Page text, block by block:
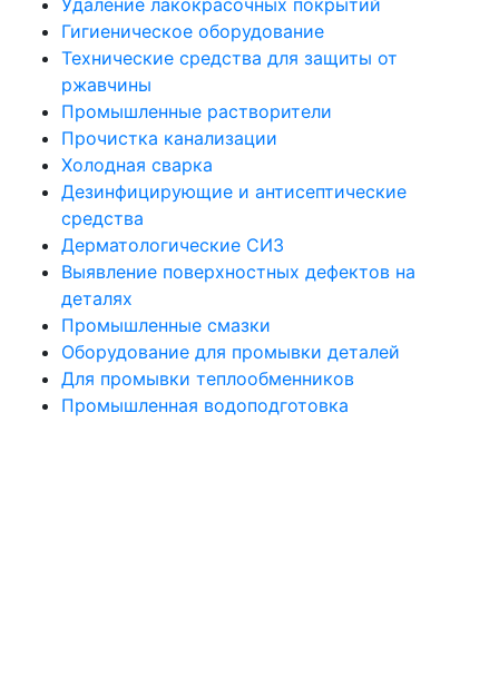
Гигиеническое оборудование
Технические средства для защиты от
ржавчины
Промышленные растворители
Прочистка канализации
Холодная сварка
Дезинфицирующие и антисептические
средства
Дерматологические СИЗ
Выявление поверхностных дефектов на
деталях
Промышленные смазки
Оборудование для промывки деталей
Для промывки теплообменников
Промышленная водоподготовка